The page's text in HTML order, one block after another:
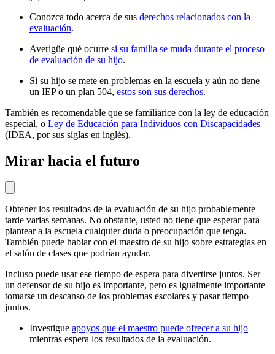
Conozca todo acerca de sus derechos relacionados con la
evaluación.
Averigüe qué ocurre si su familia se muda durante el proceso
de evaluación de su hijo.
Si su hijo se mete en problemas en la escuela y aún no tiene
un IEP o un plan 504, estos son sus derechos.
También es recomendable que se familiarice con la ley de educación
especial, o Ley de Educación para Individuos con Discapacidades
(IDEA, por sus siglas en inglés).
Mirar hacia el futuro
Obtener los resultados de la evaluación de su hijo probablemente
tarde varias semanas. No obstante, usted no tiene que esperar para
plantear a la escuela cualquier duda o preocupación que tenga.
También puede hablar con el maestro de su hijo sobre estrategias en
el salón de clases que podrían ayudar.
Incluso puede usar ese tiempo de espera para divertirse juntos. Ser
un defensor de su hijo es importante, pero es igualmente importante
tomarse un descanso de los problemas escolares y pasar tiempo
juntos.
Investigue apoyos que el maestro puede ofrecer a su hijo
mientras espera los resultados de la evaluación.